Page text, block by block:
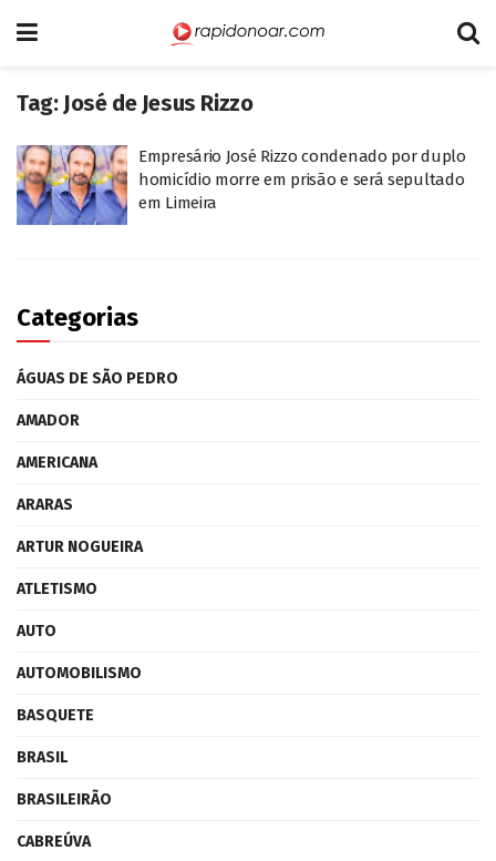
Tag: José de Jesus Rizzo
Empresário José Rizzo condenado por duplo
homicídio morre em prisão e será sepultado
em Limeira
Categorias
ÁGUAS DE SÃO PEDRO
AMADOR
AMERICANA
ARARAS
ARTUR NOGUEIRA
ATLETISMO
AUTO
AUTOMOBILISMO
BASQUETE
BRASIL
BRASILEIRÃO
CABREÚVA